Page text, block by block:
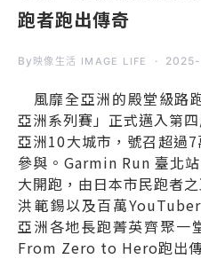
跑者跑出傳奇
By 映像生活 IMAGE LIFE
風靡全亞洲的殿堂級路
亞洲系列賽」正式邁入第
亞洲10大城市，號召超過
參與。Garmin Run 臺北
大開跑，由日本市民跑者
洪範錫以及百萬
亞洲各地長跑菁英齊聚一
From Zero to Hero跑出傳